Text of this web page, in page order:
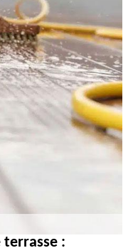
terrasse :